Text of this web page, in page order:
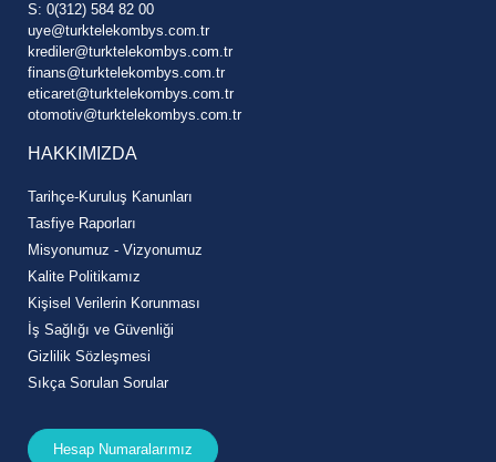
S: 0(312) 584 82 00
uye@turktelekombys.com.tr
krediler@turktelekombys.com.tr
finans@turktelekombys.com.tr
eticaret@turktelekombys.com.tr
otomotiv@turktelekombys.com.tr
HAKKIMIZDA
Tarihçe-Kuruluş Kanunları
Tasfiye Raporları
Misyonumuz - Vizyonumuz
Kalite Politikamız
Kişisel Verilerin Korunması
İş Sağlığı ve Güvenliği
Gizlilik Sözleşmesi
Sıkça Sorulan Sorular
Hesap Numaralarımız